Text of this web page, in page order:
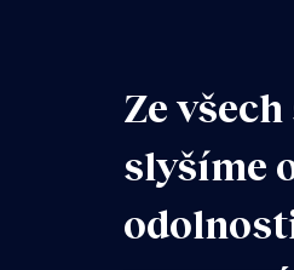
Ze
slyšíme